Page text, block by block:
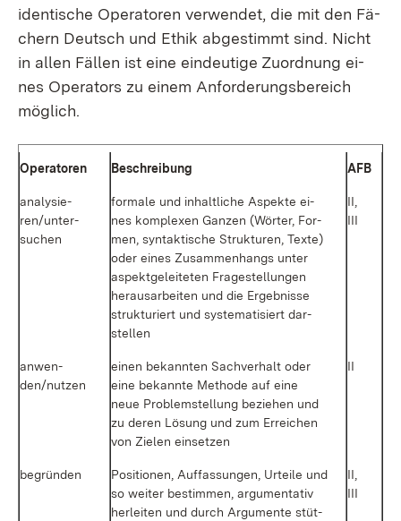
iden­ti­sche Ope­ra­to­ren ver­wen­det, die mit den Fä­
chern Deutsch und Ethik ab­ge­stimmt sind. Nicht
in al­len Fäl­len ist ei­ne ein­deu­ti­ge Zu­ord­nung ei­
nes Ope­ra­tors zu ei­nem An­for­de­rungs­be­reich
mög­lich.
Ope­ra­to­ren Be­schrei­bung AFB
ana­ly­sie­
ren/un­ter­
su­chen
for­ma­le und in­halt­li­che As­pek­te ei­
nes kom­ple­xen Gan­zen (Wör­ter, For­
men, syn­tak­ti­sche Struk­tu­ren, Tex­te)
oder ei­nes Zu­sam­men­hangs un­ter
as­pekt­ge­lei­te­ten Fra­ge­stel­lun­gen
her­aus­ar­bei­ten und die Er­geb­nis­se
struk­tu­riert und sys­te­ma­ti­siert dar­
stel­len
II,
III
an­wen­
den/nut­zen
ei­nen be­kann­ten Sach­ver­halt oder
ei­ne be­kann­te Me­tho­de auf ei­ne
neue Pro­blem­stel­lung be­zie­hen und
zu de­ren Lö­sung und zum Er­rei­chen
von Zie­len ein­set­zen
II
be­grün­den
Po­si­tio­nen, Auf­fas­sun­gen, Ur­tei­le und
so wei­ter be­stim­men, ar­gu­men­ta­tiv
her­lei­ten und durch Ar­gu­men­te stüt­
II,
III